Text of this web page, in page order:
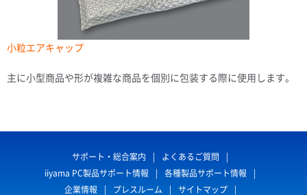
小粒エアキャップ
主に小型商品や形が複雑な商品を個別に包装する際に使用します。
サポート・総合案内
よくあるご質問
iiyama PC製品サポート情報
各種製品サポート情報
企業情報
プレスルーム サイトマップ